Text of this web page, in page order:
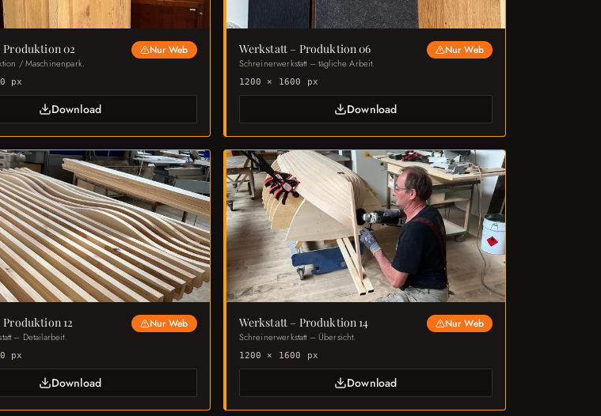
Produktion 02
/ Maschinenpark.
Nur Web
px
Download
Werkstatt – Produktion 06
Schreinerwerkstatt – tägliche Arbeit.
Nur Web
1200 × 1600 px
Download
12
– Detailarbeit.
Nur Web
px
Download
Werkstatt – Produktion 14
Schreinerwerkstatt – Übersicht.
Nur Web
1200 × 1600 px
Download